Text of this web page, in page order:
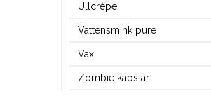
Ullcrèpe
Vattensmink pure
Vax
Zombie kapslar